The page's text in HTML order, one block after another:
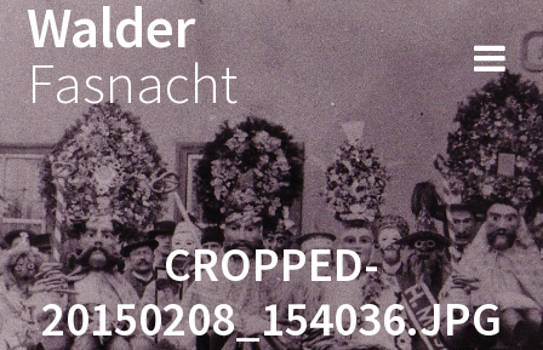
Walder
Fasnacht
CROPPED-
20150208_154036.JPG